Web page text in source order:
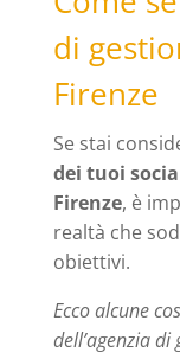
di
Firenze
Se stai
dei tuoi
Firenze, è
realtà che
obiettivi.
Ecco alcune
dell’agenzia